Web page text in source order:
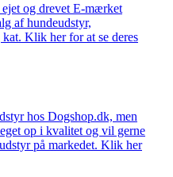
og drevet E-mærket
af hundeudstyr,
Klik her for at se deres
hos Dogshop.dk, men
op i kvalitet og vil gerne
på markedet. Klik her